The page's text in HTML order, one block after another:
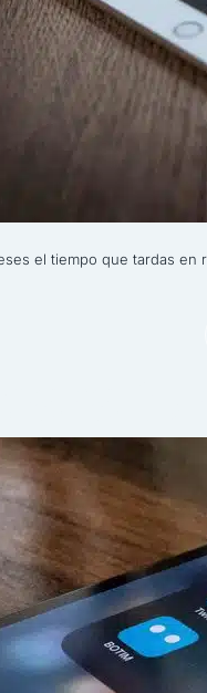
el tiempo que tardas